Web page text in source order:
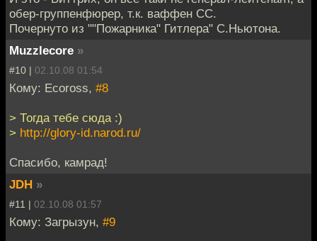
обер-группенфюрер, т.к. ваффен СС.
Почернуто из ""Пожарника" Гитлера" С.Ньютона.
Muzzlecore »
#10 | 02.10.08 01:54
Кому: Ecoross, #8
> Тогда тебе сюда :)
> http://glory-id.narod.ru/
Спасибо, камрад!
JDH »
#11 | 02.10.08 01:57
Кому: Загрызун, #9